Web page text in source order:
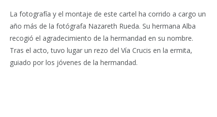
La fotografía y el montaje de este cartel ha corrido a cargo un
año más de la fotógrafa Nazareth Rueda. Su hermana Alba
recogió el agradecimiento de la hermandad en su nombre.
Tras el acto, tuvo lugar un rezo del Vía Crucis en la ermita,
guiado por los jóvenes de la hermandad.